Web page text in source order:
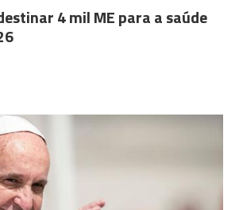
4 mil ME para a saúde